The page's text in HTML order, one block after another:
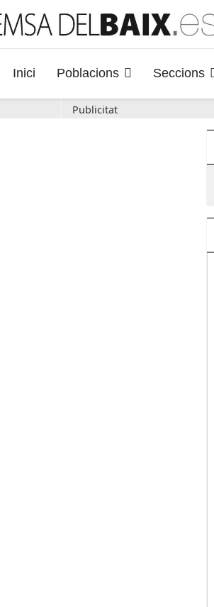
Inici Poblacions Seccions
Publicitat